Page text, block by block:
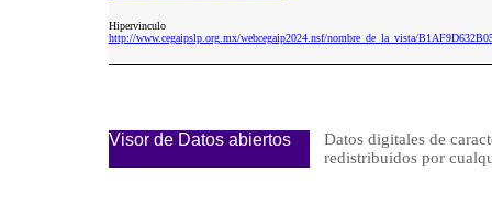
Hipervinculo
http://www.cegaipslp.org.mx/webcegaip2024.nsf/nombre_de_la_vista/
Visor de Datos abiertos
Datos digitales de
redistribuidos por